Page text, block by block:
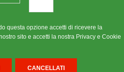
questa opzione accetti di ricevere la
sito e accetti la nostra Privacy e Cookie